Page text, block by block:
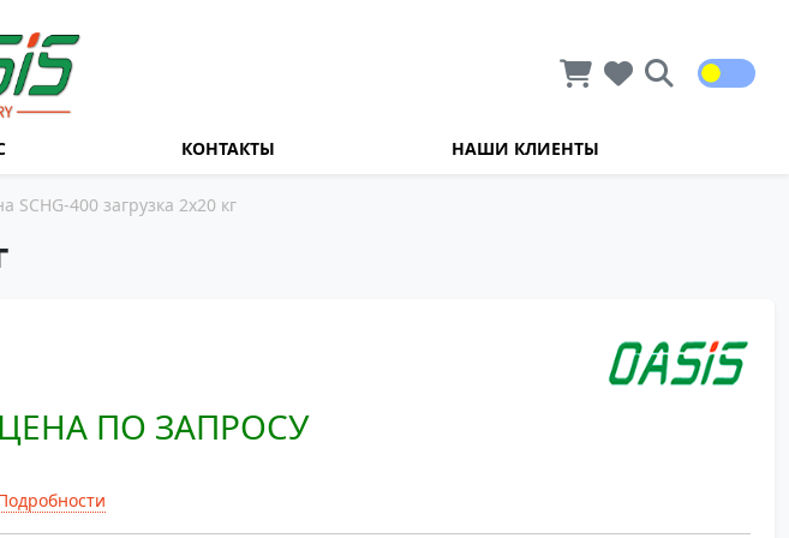
КОНТАКТЫ НАШИ КЛИЕНТЫ
400 загрузка 2х20 кг
ЦЕНА ПО ЗАПРОСУ